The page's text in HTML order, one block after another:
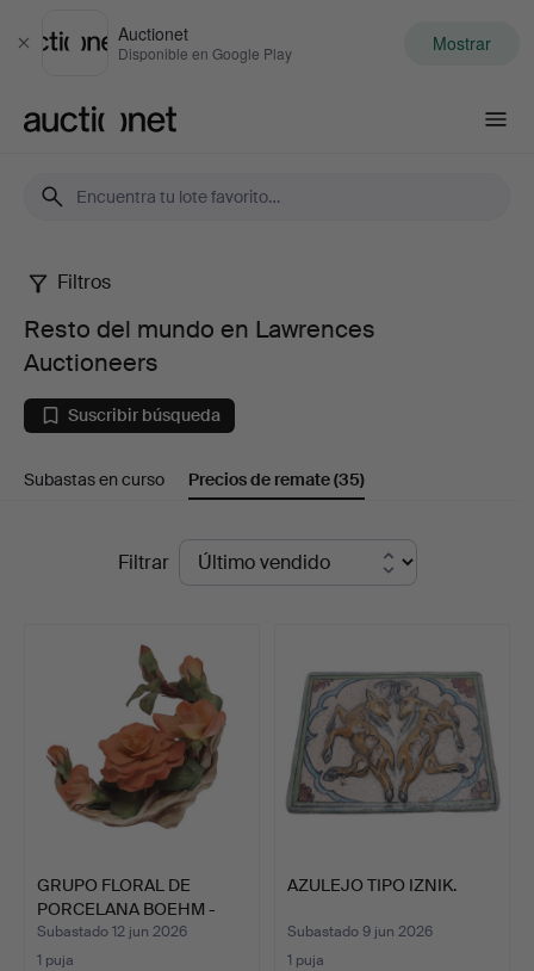
Cerrar
Auctionet
Disponible en Google Play Mostrar
Resto
del
mundo
en
Auctioneers
Filtros
Resto del mundo en Lawrences
Auctioneers
Suscribir búsqueda
Subastas en curso Precios de remate(35)
Filtrar
GRUPO FLORAL DE
PORCELANA BOEHM -
ELIZABET…
Subastado 12 jun 2026
1 puja
AZULEJO TIPO IZNIK.
Subastado 9 jun 2026
1 puja